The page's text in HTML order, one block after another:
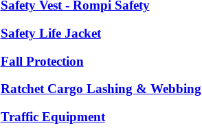
Safety Vest - Rompi Safety
Safety Life Jacket
Fall Protection
Ratchet Cargo Lashing & Webbing
Traffic Equipment